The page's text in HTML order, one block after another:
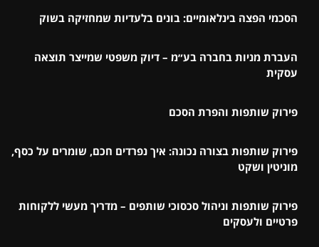
הסכמי הפצה בינלאומיים: בונים בלעדיות שמחזיקה בשוק
העברת מניות בחברה בע״מ – דיוק משפטי שמייצר תוצאה
עסקית
פירוק שותפות והפרת הסכם
פירוק שותפות בצורה נכונה: איך נפרדים חכם, שומרים על כסף,
מוניטין ושקט
פירוק שותפות וניהול סכסוכי שותפים – מדריך מעשי ללקוחות
פרטיים ולעסקים